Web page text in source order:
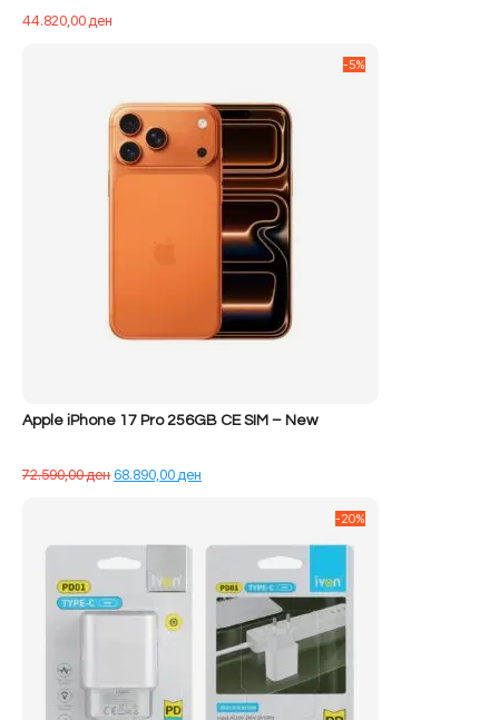
44.820,00ден
Apple iPhone 17 Pro 256GB CE SIM – New
72.590,00денÇmimi
68.890,00ден
68.890,00 ден.
-5%
-20%